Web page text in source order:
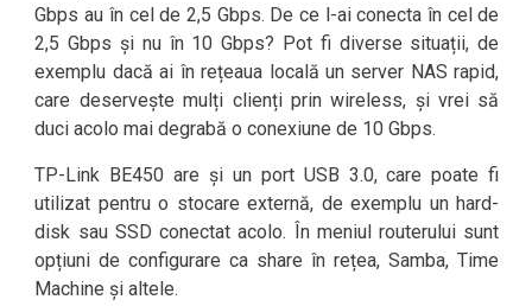
Gbps au în cel de 2,5 Gbps. De ce l-ai conecta în cel de
2,5 Gbps și nu în 10 Gbps? Pot fi diverse situații, de
exemplu dacă ai în rețeaua locală un server NAS rapid,
care deservește mulți clienți prin wireless, și vrei să
duci acolo mai degrabă o conexiune de 10 Gbps.
TP-Link BE450 are și un port USB 3.0, care poate fi
utilizat pentru o stocare externă, de exemplu un hard-
disk sau SSD conectat acolo. În meniul routerului sunt
opțiuni de configurare ca share în rețea, Samba, Time
Machine și altele.